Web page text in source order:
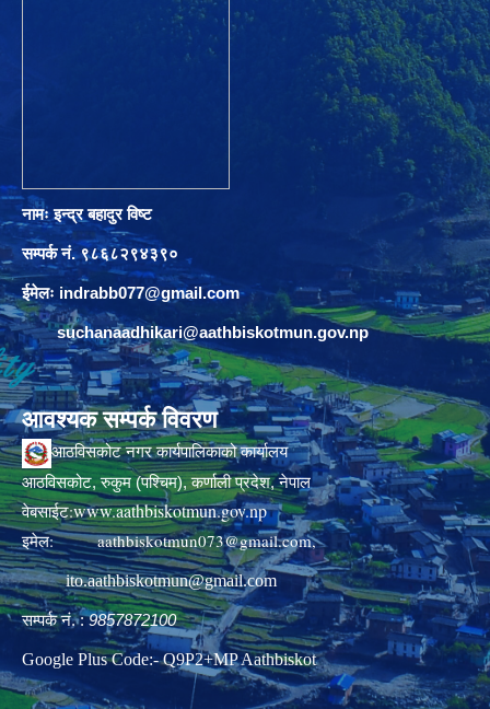
नामः इन्द्र बहादुर विष्ट
सम्पर्क नं. ९८६८२९४३९०
ईमेलः indrabb077@gmail.com
suchanaadhikari@aathbiskotmun.gov.np
आवश्यक सम्पर्क विवरण
आठविसकोट नगर कार्यपालिकाको कार्यालय
आठविसकोट, रुकुम (पश्चिम), कर्णाली प्रदेश, नेपाल
वेबसाईट:www.aathbiskotmun.gov.np
इमेल:aathbiskotmun073@gmail.com,
ito.aathbiskotmun@gmail.com
सम्पर्क नं. :9857872100
Google Plus Code:- Q9P2+MP Aathbiskot